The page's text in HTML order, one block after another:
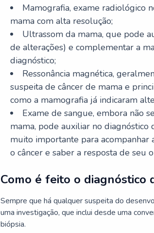
Mamografia, exame radiológico
mama com alta resolução;
Ultrassom da mama, que pode
de alterações) e complementar a
diagnóstico;
Ressonância magnética,
suspeita de câncer de mama e
como a mamografia já indicaram
Exame de sangue, embora não
mama, pode auxiliar no diagnóstico
muito importante para acompanhar
o câncer e saber a resposta de seu
Como é feito o diagnóstico
Sempre que há qualquer suspeita do
uma investigação, que inclui desde uma
biópsia.